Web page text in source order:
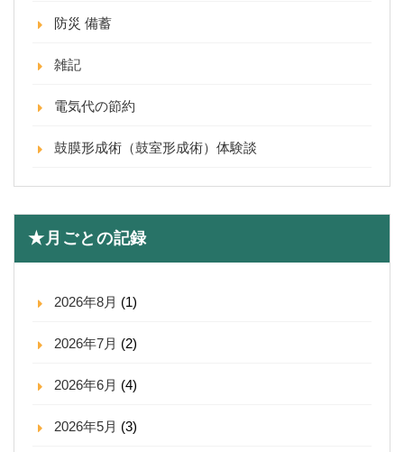
防災 備蓄
雑記
電気代の節約
鼓膜形成術（鼓室形成術）体験談
★月ごとの記録
2026年8月 (1)
2026年7月 (2)
2026年6月 (4)
2026年5月 (3)